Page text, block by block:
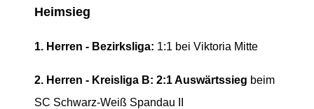
Heimsieg
1. Herren - Bezirksliga: 1:1 bei Viktoria Mitte
2. Herren - Kreisliga B: 2:1 Auswärtssieg beim
SC Schwarz-Weiß Spandau II